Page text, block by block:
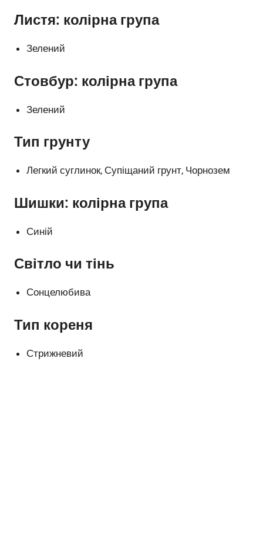
Листя: колірна група
Зелений
Стовбур: колірна група
Зелений
Тип грунту
Легкий суглинок, Супіщаний грунт, Чорнозем
Шишки: колірна група
Синій
Світло чи тінь
Сонцелюбива
Тип кореня
Стрижневий